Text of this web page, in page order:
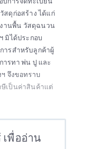
สดุก่อสร้าง ได้แก่
านพื้น วัสดุฉนวน
มิได้ประกอบ
ารสำหรับลูกค้าผู้
ารทา พ่น ปู และ
จึงขอทราบ
เป็นค่าสินค้าแต่
เพื่ออ่าน